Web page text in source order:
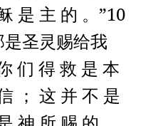
是 主 的 。”10
圣灵赐给我
们 得 救 是 本
； 这 并 不 是